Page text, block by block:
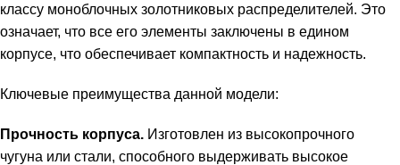
классу моноблочных золотниковых распределителей. Это
означает, что все его элементы заключены в едином
корпусе, что обеспечивает компактность и надежность.
Ключевые преимущества данной модели:
Прочность корпуса. Изготовлен из высокопрочного
чугуна или стали, способного выдерживать высокое